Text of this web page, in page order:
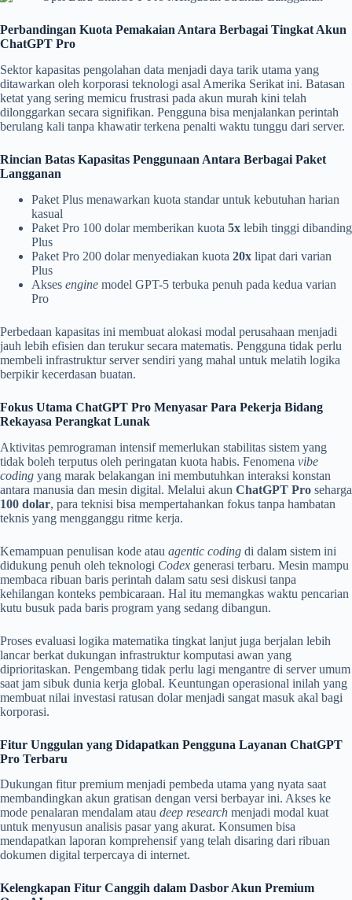
Perbandingan Kuota Pemakaian Antara Berbagai Tingkat Akun
ChatGPT Pro
Sektor kapasitas pengolahan data menjadi daya tarik utama yang
ditawarkan oleh korporasi teknologi asal Amerika Serikat ini. Batasan
ketat yang sering memicu frustrasi pada akun murah kini telah
dilonggarkan secara signifikan. Pengguna bisa menjalankan perintah
berulang kali tanpa khawatir terkena penalti waktu tunggu dari server.
Rincian Batas Kapasitas Penggunaan Antara Berbagai Paket
Langganan
Paket Plus menawarkan kuota standar untuk kebutuhan harian
kasual
Paket Pro 100 dolar memberikan kuota 5x lebih tinggi dibanding
Plus
Paket Pro 200 dolar menyediakan kuota 20x lipat dari varian
Plus
Akses engine model GPT-5 terbuka penuh pada kedua varian
Pro
Perbedaan kapasitas ini membuat alokasi modal perusahaan menjadi
jauh lebih efisien dan terukur secara matematis. Pengguna tidak perlu
membeli infrastruktur server sendiri yang mahal untuk melatih logika
berpikir kecerdasan buatan.
Fokus Utama ChatGPT Pro Menyasar Para Pekerja Bidang
Rekayasa Perangkat Lunak
Aktivitas pemrograman intensif memerlukan stabilitas sistem yang
tidak boleh terputus oleh peringatan kuota habis. Fenomena vibe
coding yang marak belakangan ini membutuhkan interaksi konstan
antara manusia dan mesin digital. Melalui akun ChatGPT Pro seharga
100 dolar, para teknisi bisa mempertahankan fokus tanpa hambatan
teknis yang mengganggu ritme kerja.
Kemampuan penulisan kode atau agentic coding di dalam sistem ini
didukung penuh oleh teknologi Codex generasi terbaru. Mesin mampu
membaca ribuan baris perintah dalam satu sesi diskusi tanpa
kehilangan konteks pembicaraan. Hal itu memangkas waktu pencarian
kutu busuk pada baris program yang sedang dibangun.
Proses evaluasi logika matematika tingkat lanjut juga berjalan lebih
lancar berkat dukungan infrastruktur komputasi awan yang
diprioritaskan. Pengembang tidak perlu lagi mengantre di server umum
saat jam sibuk dunia kerja global. Keuntungan operasional inilah yang
membuat nilai investasi ratusan dolar menjadi sangat masuk akal bagi
korporasi.
Fitur Unggulan yang Didapatkan Pengguna Layanan ChatGPT
Pro Terbaru
Dukungan fitur premium menjadi pembeda utama yang nyata saat
membandingkan akun gratisan dengan versi berbayar ini. Akses ke
mode penalaran mendalam atau deep research menjadi modal kuat
untuk menyusun analisis pasar yang akurat. Konsumen bisa
mendapatkan laporan komprehensif yang telah disaring dari ribuan
dokumen digital terpercaya di internet.
Kelengkapan Fitur Canggih dalam Dasbor Akun Premium